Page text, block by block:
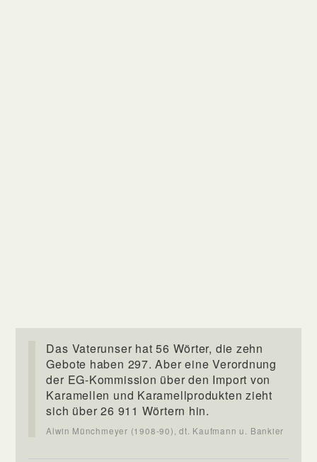
Das Vaterunser hat 56 Wörter, die zehn
Gebote haben 297. Aber eine Verordnung
der EG-Kommission über den Import von
Karamellen und Karamellprodukten zieht
sich über 26 911 Wörtern hin.
Alwin Münchmeyer (1908-90), dt. Kaufmann u. Bankier